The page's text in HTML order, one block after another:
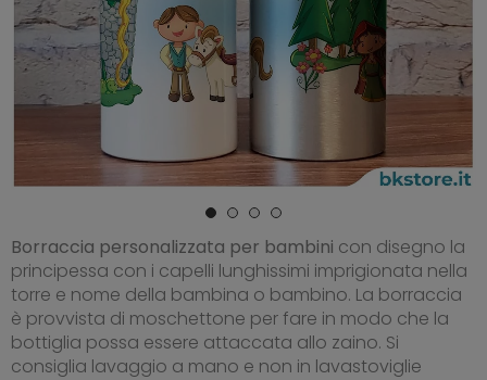
Borraccia personalizzata per bambini con disegno la
principessa con i capelli lunghissimi imprigionata nella
torre e nome della bambina o bambino. La borraccia
è provvista di moschettone per fare in modo che la
bottiglia possa essere attaccata allo zaino. Si
consiglia lavaggio a mano e non in lavastoviglie